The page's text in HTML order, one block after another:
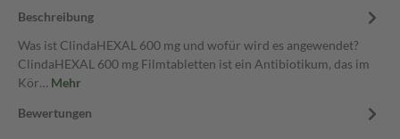
Beschreibung
Was ist ClindaHEXAL 600 mg und wofür wird es angewendet?
ClindaHEXAL 600 mg Filmtabletten ist ein Antibiotikum, das im
Kör… Mehr
Bewertungen